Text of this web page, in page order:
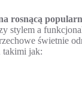
rosnącą
stylem a
świetnie
takimi jak: